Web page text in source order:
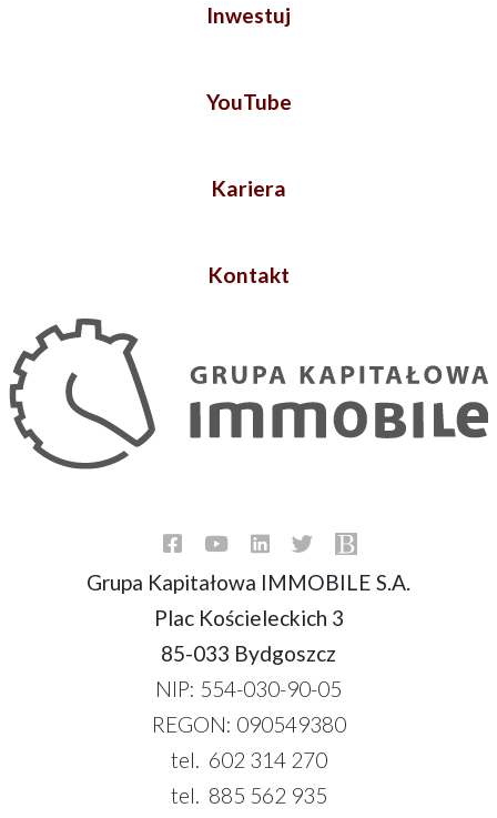
Inwestuj
YouTube
Kariera
Kontakt
Grupa Kapitałowa IMMOBILE S.A.
Plac Kościeleckich 3
85-033 Bydgoszcz
NIP: 554-030-90-05
REGON: 090549380
tel. 602 314 270
tel. 885 562 935